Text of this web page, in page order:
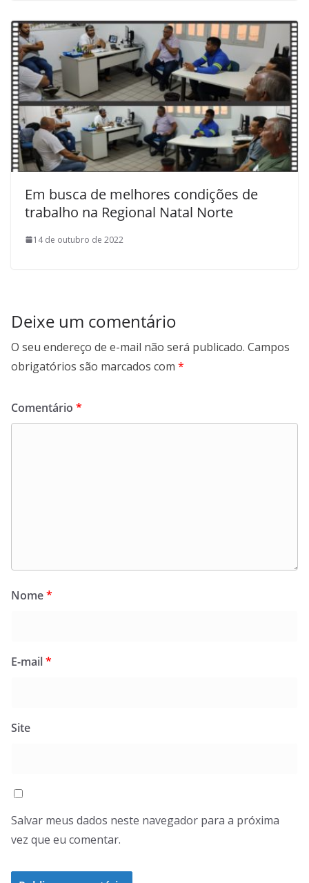
Em busca de melhores condições de
trabalho na Regional Natal Norte
14 de outubro de 2022
Deixe um comentário
O seu endereço de e-mail não será publicado. Campos
obrigatórios são marcados com *
Comentário *
Nome*
E-mail*
Site
Salvar meus dados neste navegador para a próxima
vez que eu comentar.